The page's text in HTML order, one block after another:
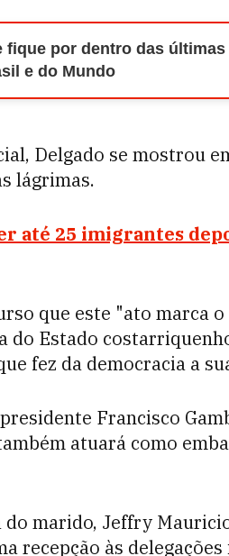
fique por dentro das últimas
e do Mundo
Delgado se mostrou
lágrimas.
até 25 imigrantes
que este "ato marca
Estado
fez da democracia a
Francisco
atuará como
do marido, Jeffry
recepção às